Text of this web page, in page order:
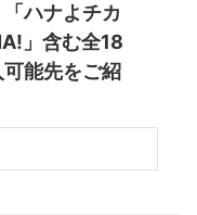
ハナよチカ
」含む全18
能先をご紹